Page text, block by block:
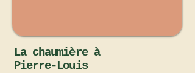
La chaumière à
Pierre-Louis